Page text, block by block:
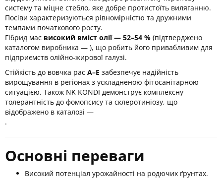
систему та міцне стебло, яке добре протистоїть виляганню.
Посіви характеризуються рівномірністю та дружними
темпами початкового росту.
Гібрид має високий вміст олії — 52–54 % (підтверджено
каталогом виробника — ), що робить його привабливим для
підприємств олійно-жирової галузі.
Стійкість до вовчка рас A–E забезпечує надійність
вирощування в регіонах з ускладненою фітосанітарною
ситуацією. Також NK KONDI демонструє комплексну
толерантність до фомопсису та склеротиніозу, що
відображено в каталозі —
.
Основні переваги
Високий потенціал урожайності на родючих ґрунтах.